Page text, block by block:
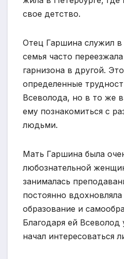
свое детство.
Отец Гаршина служил
семья часто
гарнизона в другой.
определенные
Всеволода, но в то же
ему познакомиться с
людьми.
Мать Гаршина была
любознательной
занималась
постоянно
образование и
Благодаря ей Всеволод
начал интересоваться